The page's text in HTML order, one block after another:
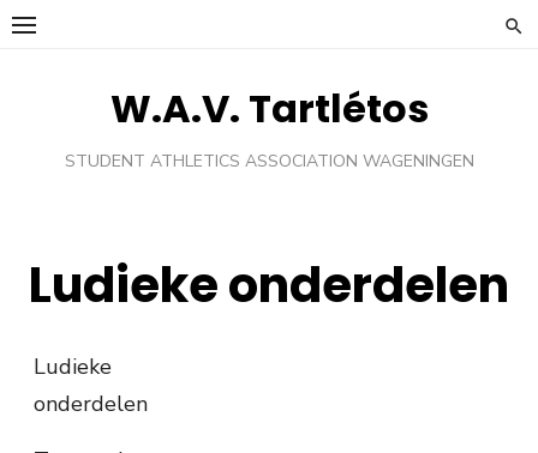
Ga
W.A.V. Tartlétos
STUDENT ATHLETICS ASSOCIATION WAGENINGEN
Ludieke onderdelen
Ludieke
onderdelen